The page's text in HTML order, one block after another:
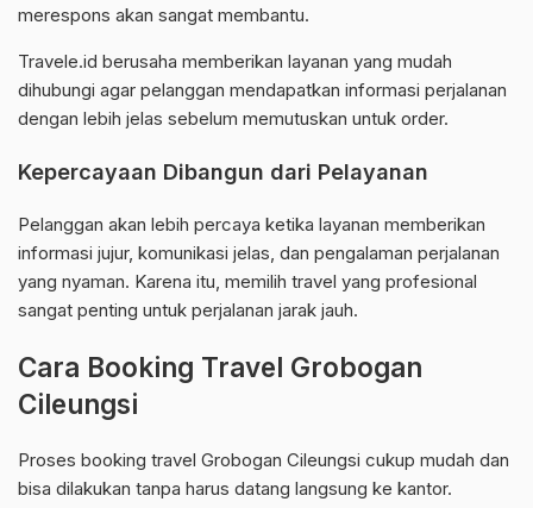
merespons akan sangat membantu.
Travele.id berusaha memberikan layanan yang mudah
dihubungi agar pelanggan mendapatkan informasi perjalanan
dengan lebih jelas sebelum memutuskan untuk order.
Kepercayaan Dibangun dari Pelayanan
Pelanggan akan lebih percaya ketika layanan memberikan
informasi jujur, komunikasi jelas, dan pengalaman perjalanan
yang nyaman. Karena itu, memilih travel yang profesional
sangat penting untuk perjalanan jarak jauh.
Cara Booking Travel Grobogan
Cileungsi
Proses booking travel Grobogan Cileungsi cukup mudah dan
bisa dilakukan tanpa harus datang langsung ke kantor.